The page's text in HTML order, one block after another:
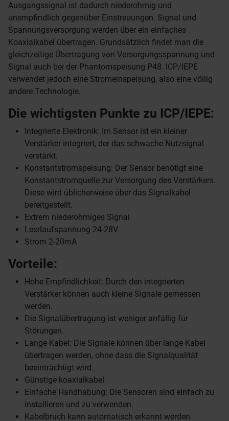
Ausgangssignal ist dadurch niederohmig und
unempfindlich gegenüber Einstreuungen. Signal und
Spannungsversorgung werden über ein einfaches
Koaxialkabel übertragen. Grundsätzlich findet man die
gleichzeitige Übertragung von Versorgungsspannung und
Signal auch bei der Phantomspeisung P48. ICP/IEPE
verwendet jedoch eine Stromeinspeisung, also eine völlig
andere Technologie.
Die wichtigsten Punkte zu ICP/IEPE:
Integrierte Elektronik: Im Sensor ist ein kleiner
Verstärker integriert, der das schwache Nutzsignal
verstärkt.
Konstantstromspeisung: Der Sensor benötigt eine
Konstantstromquelle zur Versorgung des Verstärkers.
Diese wird üblicherweise über das Signalkabel
bereitgestellt.
Extrem niederohmiges Signal
Leerlaufspannung 24-28V
Strom 2-20mA
Vorteile:
Hohe Empfindlichkeit: Durch den integrierten
Verstärker können auch kleine Signale gemessen
werden.
Die Signalübertragung ist weniger anfällig für
Störungen.
Lange Kabel: Die Signale können über lange Kabel
übertragen werden, ohne dass die Signalqualität
beeinträchtigt wird.
Günstige koaxialkabel
Einfache Handhabung: Die Sensoren sind einfach zu
installieren und zu verwenden.
Kabelbruch kann automatisch erkannt werden